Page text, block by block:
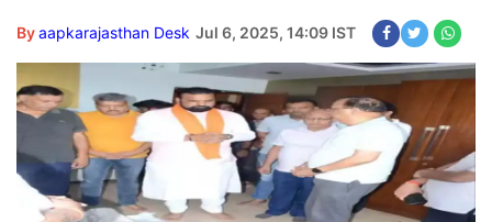
Byaapkarajasthan Desk Jul 6, 2025, 14:09 IST